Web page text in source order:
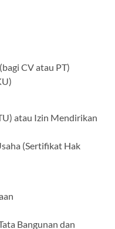
CV atau PT)
atau Izin Mendirikan
(Sertifikat Hak
Bangunan dan